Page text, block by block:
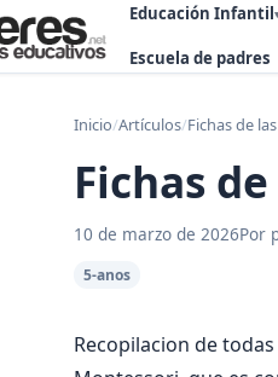
Educación Infantil
Escuela de padres
Inicio/Artículos/Fichas de
Fichas
10 de marzo de 2026Por
5-anos
Recopilacion de